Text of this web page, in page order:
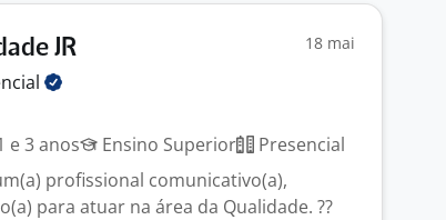
JR 18 mai
e 3 anos Ensino Superior
Presencial
profissional comunicativo(a),
para atuar na área da Qualidade. ??